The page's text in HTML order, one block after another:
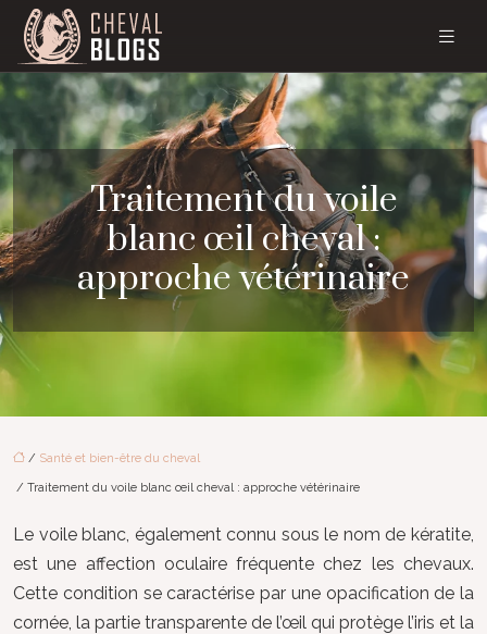
Traitement du voile
blanc œil cheval :
approche vétérinaire
/ Santé et bien-être du cheval
/ Traitement du voile blanc œil cheval : approche vétérinaire
Le voile blanc, également connu sous le nom de kératite,
est une affection oculaire fréquente chez les chevaux.
Cette condition se caractérise par une opacification de la
cornée, la partie transparente de l’œil qui protège l’iris et la